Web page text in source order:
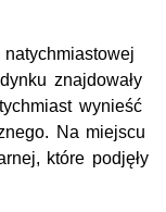
znajdowały
wynieść
Na miejscu
które podjęły